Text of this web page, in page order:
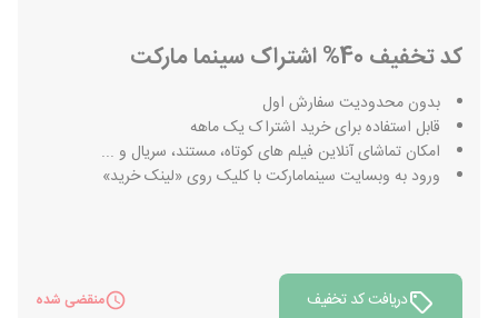
کد تخفیف 40% اشتراک سینما مارکت
بدون محدودیت سفارش اول
قابل استفاده برای خرید اشتراک یک ماهه
امکان تماشای آنلاین فیلم های کوتاه، مستند، سریال و ...
ورود به وبسایت سینمامارکت با کلیک روی «لینک خرید»
دریافت کد تخفیف منقضی شده